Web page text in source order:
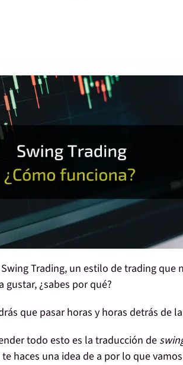
Swing Trading, un estilo de tradingque
gustar, ¿sabes por qué?
que pasar horas y horas detrás de
todo esto es la traducción de
te haces una idea de a por lo que